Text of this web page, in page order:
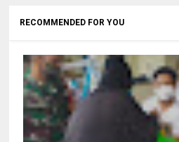
RECOMMENDED FOR YOU